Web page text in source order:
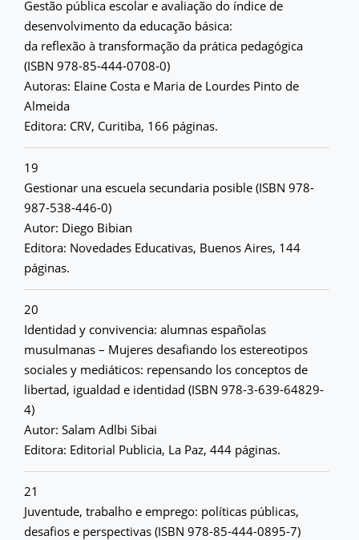
Gestão pública escolar e avaliação do índice de
desenvolvimento da educação básica:
da reflexão à transformação da prática pedagógica
(ISBN 978-85-444-0708-0)
Autoras: Elaine Costa e Maria de Lourdes Pinto de
Almeida
Editora: CRV, Curitiba, 166 páginas.
19
Gestionar una escuela secundaria posible (ISBN 978-
987-538-446-0)
Autor: Diego Bibian
Editora: Novedades Educativas, Buenos Aires, 144
páginas.
20
Identidad y convivencia: alumnas españolas
musulmanas – Mujeres desafiando los estereotipos
sociales y mediáticos: repensando los conceptos de
libertad, igualdad e identidad (ISBN 978-3-639-64829-
4)
Autor: Salam Adlbi Sibai
Editora: Editorial Publicia, La Paz, 444 páginas.
21
Juventude, trabalho e emprego: políticas públicas,
desafios e perspectivas (ISBN 978-85-444-0895-7)